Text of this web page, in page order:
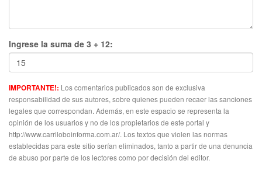
Ingrese la suma de 3 + 12:
IMPORTANTE!: Los comentarios publicados son de exclusiva
responsabilidad de sus autores, sobre quienes pueden recaer las sanciones
legales que correspondan. Además, en este espacio se representa la
opinión de los usuarios y no de los propietarios de este portal y
http://www.carriloboinforma.com.ar/. Los textos que violen las normas
establecidas para este sitio serían eliminados, tanto a partir de una denuncia
de abuso por parte de los lectores como por decisión del editor.